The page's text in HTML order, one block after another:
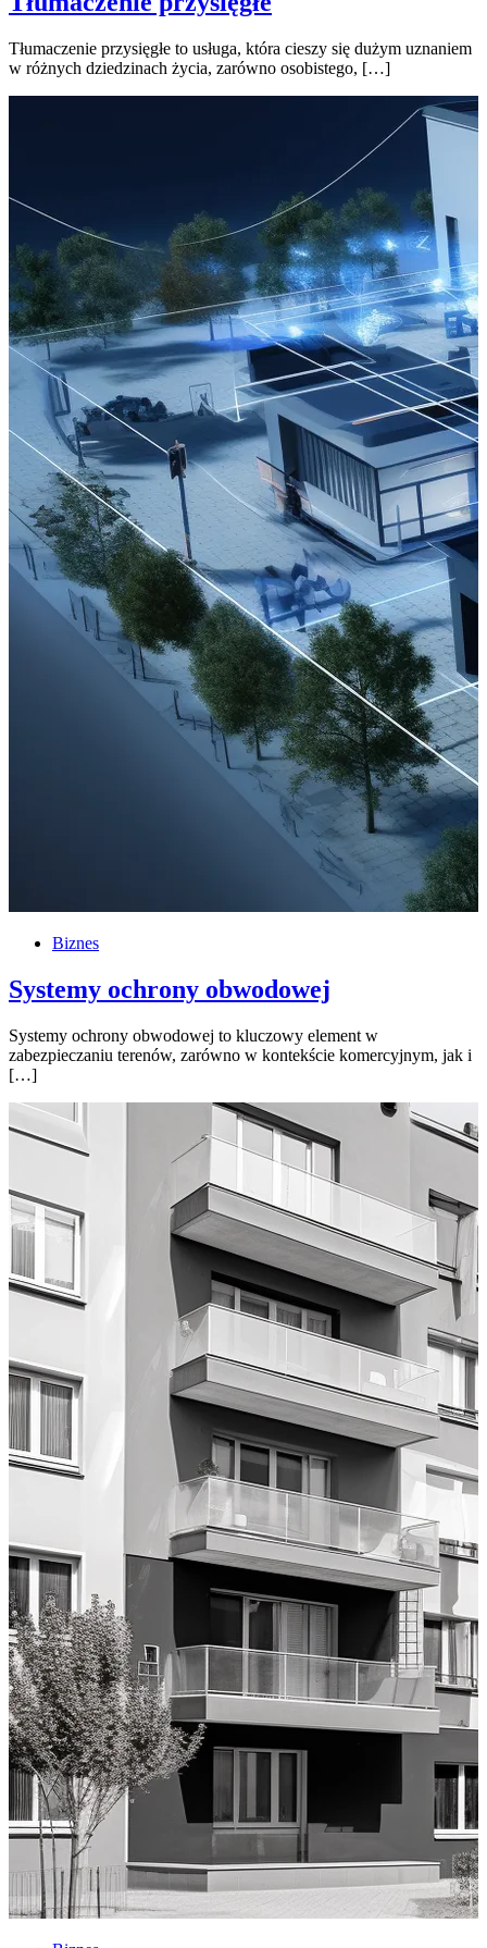
Tłumaczenie przysięgłe to usługa, która cieszy się dużym uznaniem
w różnych dziedzinach życia, zarówno osobistego, […]
Biznes
Systemy ochrony obwodowej
Systemy ochrony obwodowej to kluczowy element w
zabezpieczaniu terenów, zarówno w kontekście komercyjnym, jak i
[…]